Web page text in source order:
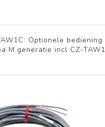
Optionele bediening
M generatie incl CZ-TAW1